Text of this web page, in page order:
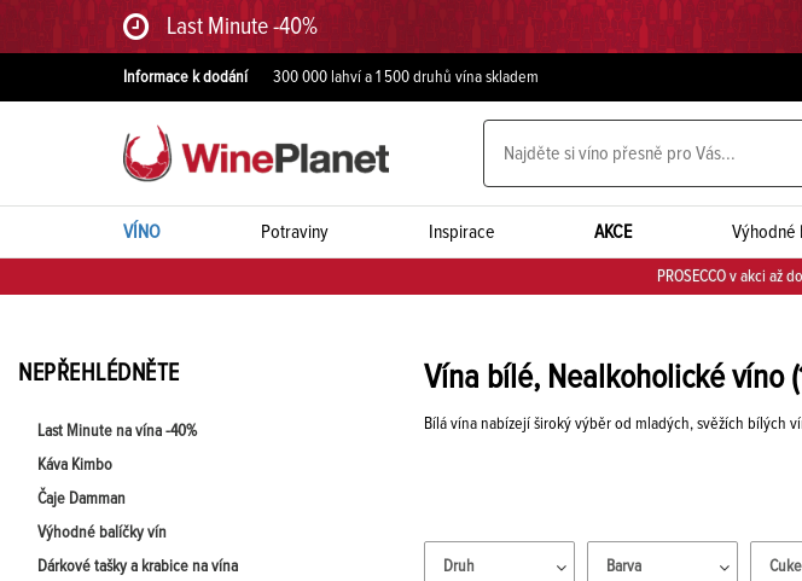
Last Minute -40%
Informace k dodání 300 000 lahví a 1 500 druhů vína skladem
VÍNO Potraviny Inspirace AKCE Výhodné
PROSECCO v akci až
NEPŘEHLÉDNĚTE
Last Minute na vína -40%
Káva Kimbo
Čaje Damman
Výhodné balíčky vín
Dárkové tašky a krabice na vína
Vína bílé, Nealkoholické víno
Bílá vína nabízejí široký výběr od mladých, svěžích bílých
Druh Barva